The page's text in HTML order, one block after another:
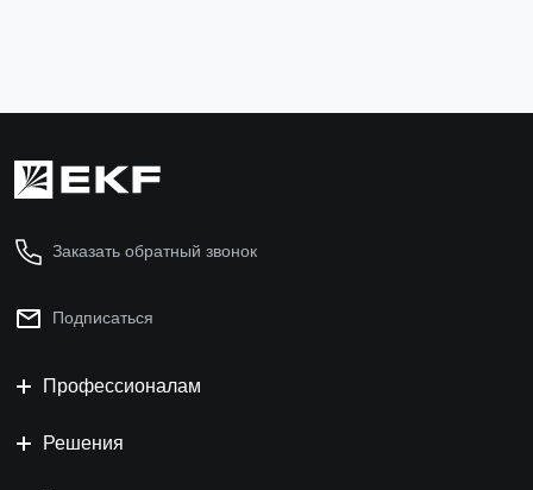
Заказать обратный звонок
Подписаться
Профессионалам
Решения